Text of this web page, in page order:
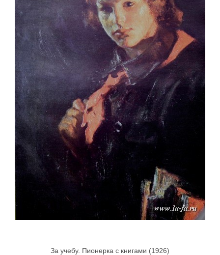
За учебу. Пионерка с книгами (1926)